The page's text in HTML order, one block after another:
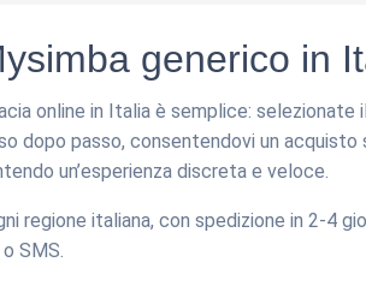
generico in
online in Italia è semplice:
dopo passo, consentendovi un
un’esperienza discreta e veloce.
regione italiana, con spedizione in 2-4
SMS.